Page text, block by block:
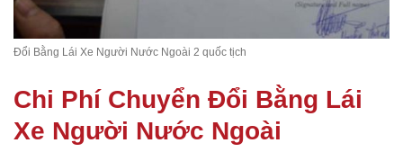
Đổi Bằng Lái Xe Người Nước Ngoài 2 quốc tịch
Chi Phí Chuyển Đổi Bằng Lái
Xe Người Nước Ngoài